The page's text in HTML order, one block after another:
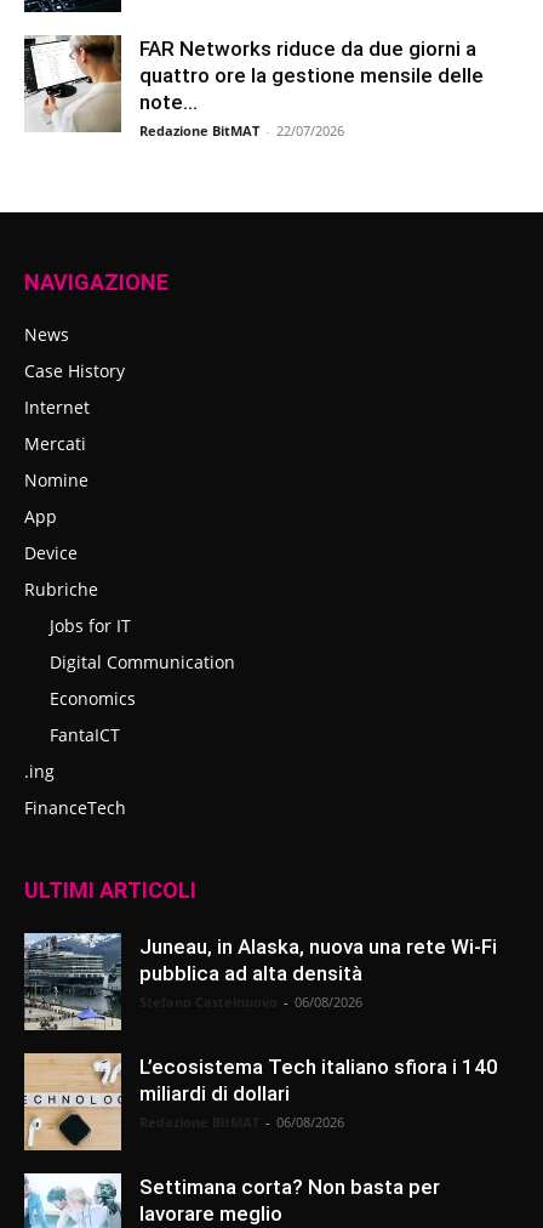
FAR Networks riduce da due giorni a
quattro ore la gestione mensile delle
note...
Redazione BitMAT - 22/07/2026
NAVIGAZIONE
News
Case History
Internet
Mercati
Nomine
App
Device
Rubriche
Jobs for IT
Digital Communication
Economics
FantaICT
.ing
FinanceTech
ULTIMI ARTICOLI
Juneau, in Alaska, nuova una rete Wi-Fi
pubblica ad alta densità
- 06/08/2026
L’ecosistema Tech italiano sfiora i 140
miliardi di dollari
- 06/08/2026
Settimana corta? Non basta per
lavorare meglio